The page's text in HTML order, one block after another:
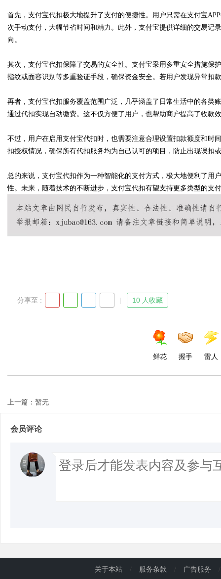
ar
首先，支付宝代扣极大地提升了支付的便捷性。用户只需在支付宝
次手动支付，大幅节省时间和精力。此外，支付宝提供详细的交易记
向。
其次，支付宝代扣保障了交易的安全性。支付宝采用多重安全措施保
指纹或面容识别等多重验证手段，确保资金安全。若用户发现异常扣
再者，支付宝代扣服务覆盖范围广泛，几乎涵盖了日常生活中的各类
通过代扣实现自动缴费。这不仅方便了用户，也帮助商户提高了收款
不过，用户在启用支付宝代扣时，也需要注意合理设置扣款额度和时
扣授权情况，确保所有代扣服务均为自己认可的项目，防止出现误扣
总的来说，支付宝代扣作为一种智能化的支付方式，极大地便利了用
性。未来，随着技术的不断进步，支付宝代扣有望支持更多类型的支
分享至 : 10 人收藏
鲜花 握手 雷人
上一篇：暂无
会员评论
关于本站 / 服务条款 / 广告服务 /